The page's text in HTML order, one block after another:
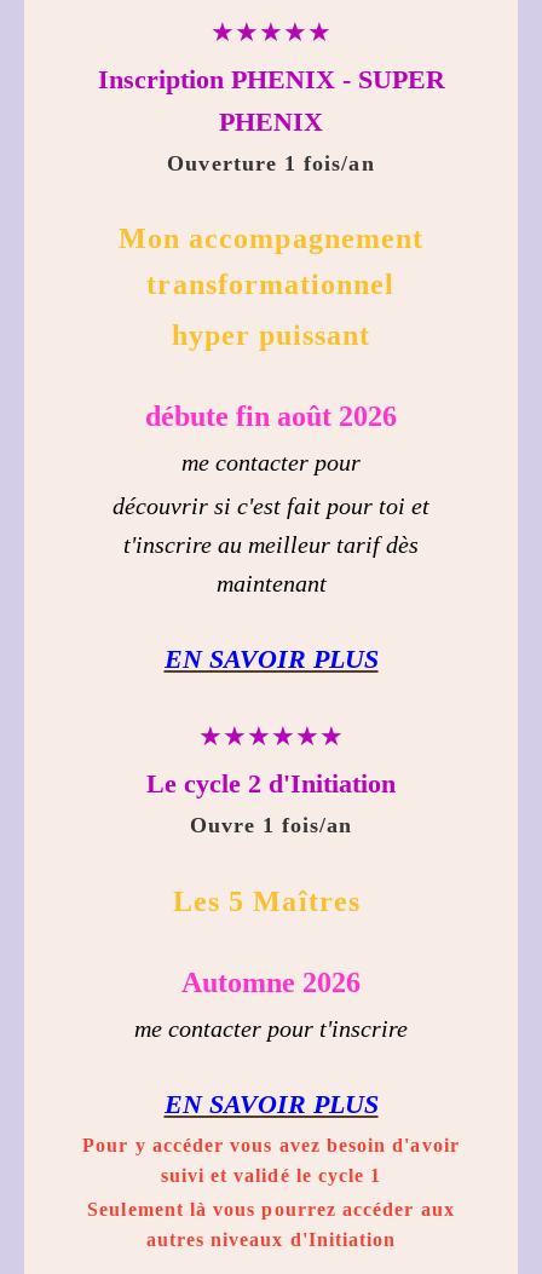
★★★★★
Inscription PHENIX - SUPER
PHENIX
Ouverture 1 fois/an
Mon accompagnement
transformationnel
hyper puissant
débute fin août 2026
me contacter pour
découvrir si c'est fait pour toi et
t'inscrire au meilleur tarif dès
maintenant
EN SAVOIR PLUS
★★★★★★
Le cycle 2 d'Initiation
Ouvre 1 fois/an
Les 5 Maîtres
Automne 2026
me contacter pour t'inscrire
EN SAVOIR PLUS
Pour y accéder vous avez besoin d'avoir
suivi et validé le cycle 1
Seulement là vous pourrez accéder aux
autres niveaux d'Initiation